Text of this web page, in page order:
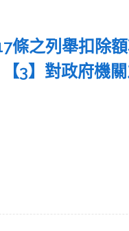
條之列舉扣除
3】對政府機